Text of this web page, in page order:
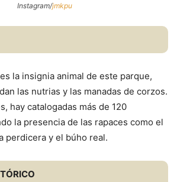
Instagram/jmkpu
es la insignia animal de este parque,
las nutrias y las manadas de corzos.
hay catalogadas más de 120
la presencia de las rapaces como el
perdicera y el búho real.